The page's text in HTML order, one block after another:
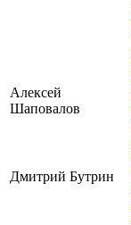
Алексей
Шаповалов
Дмитрий Бутрин